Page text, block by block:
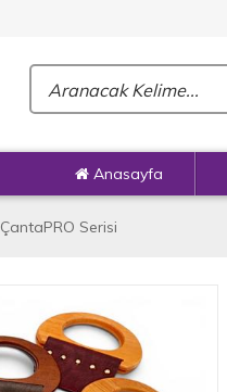
Anasayfa
ÇantaPRO Serisi